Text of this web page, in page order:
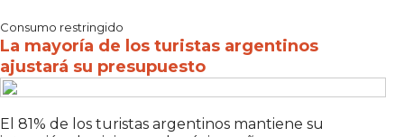
Consumo restringido
La mayoría de los turistas argentinos
ajustará su presupuesto
El 81% de los turistas argentinos mantiene su